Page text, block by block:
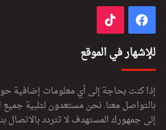
فيسبوك
للإشهار في الموقع
إذا كنت بحاجة إلى أي معلومات إضافية
بالتواصل معنا. نحن مستعدون لتلبية
إلى جمهورك المستهدف لا تتردد بالاتصال